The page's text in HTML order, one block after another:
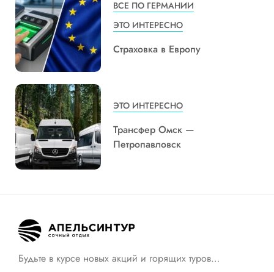
ВСЕ ПО ГЕРМАНИИ
ЭТО ИНТЕРЕСНО
Страховка в Европу
ЭТО ИНТЕРЕСНО
Трансфер Омск —
Петропавловск
Будьте в курсе новых акций и горящих туров…